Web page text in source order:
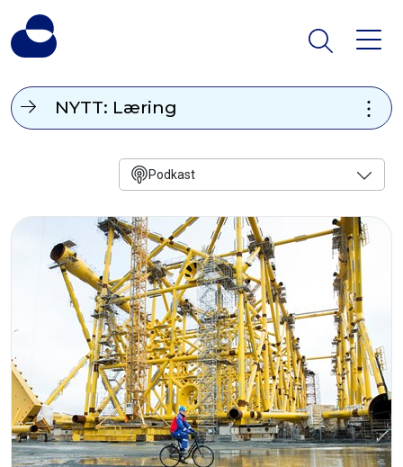
NYTT: Læring
Podkast